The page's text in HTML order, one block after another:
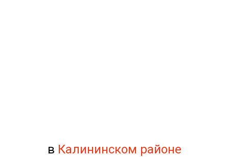
в Калининском районе